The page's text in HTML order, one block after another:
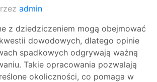
admin
z dziedziczeniem mogą obejmować
dowodowych, dlatego opinie
spadkowych odgrywają ważną
Takie opracowania pozwalają
okoliczności, co pomaga w